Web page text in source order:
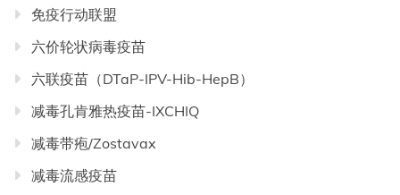
免疫行动联盟
六价轮状病毒疫苗
六联疫苗（DTaP-IPV-Hib-HepB）
减毒孔肯雅热疫苗-IXCHIQ
减毒带疱/Zostavax
减毒流感疫苗